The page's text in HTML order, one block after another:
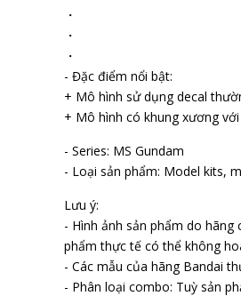
・
・
・
- Đặc điểm nổi bật:
+ Mô hình sử dụng decal
+ Mô hình có khung xương
- Series: MS Gundam
- Loại sản phẩm: Model kits,
Lưu ý:
- Hình ảnh sản phẩm do
phẩm thực tế có thể không
- Các mẫu của hãng Bandai
- Phân loại combo: Tuỳ sản